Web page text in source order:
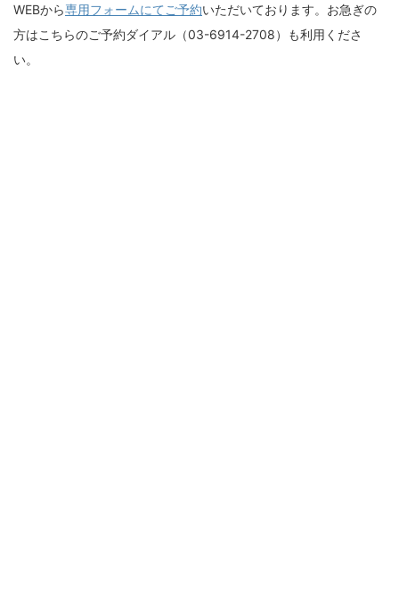
WEBから専用フォームにてご予約いただいております。お急ぎの
方はこちらのご予約ダイアル（03-6914-2708）も利用くださ
い。